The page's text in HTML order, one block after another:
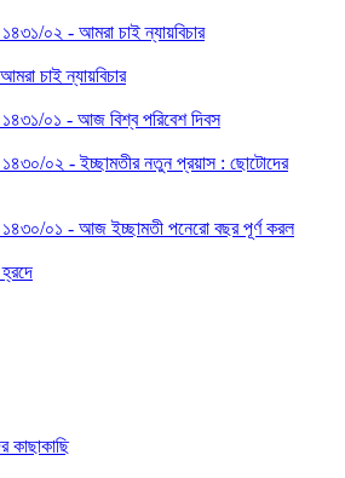
১৪৩১/০২ - আমরা চাই ন্যায়বিচার
চাই ন্যায়বিচার
১৪৩১/০১ - আজ বিশ্ব পরিবেশ দিবস
১৪৩০/০২ - ইচ্ছামতীর নতুন প্রয়াস : ছোটোদের
১৪৩০/০১ - আজ ইচ্ছামতী পনেরো বছর পূর্ণ করল
কাছাকাছি